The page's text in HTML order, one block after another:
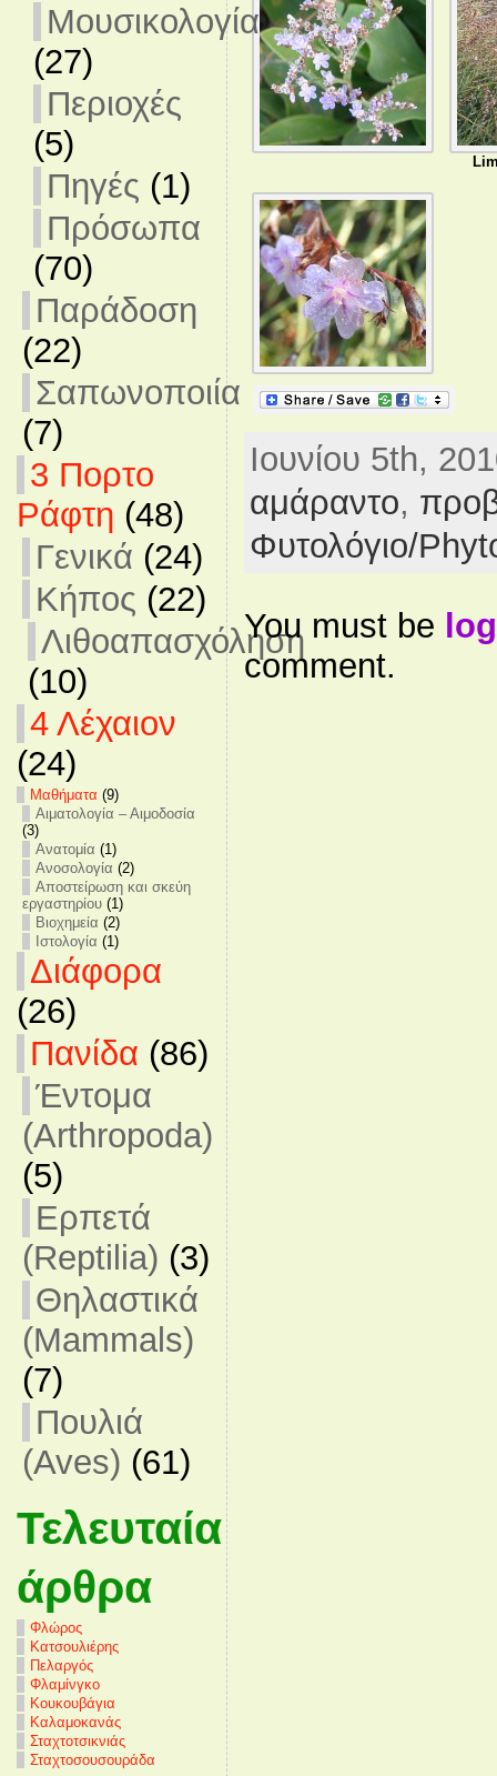
Μουσικολογία
(27)
Περιοχές
(5)
Πηγές (1)
Πρόσωπα
(70)
Παράδοση
(22)
Σαπωνοποιία
(7)
3 Πορτο
Ράφτη (48)
Γενικά (24)
Κήπος (22)
Λιθοαπασχόληση
(10)
4 Λέχαιον
(24)
Mαθήματα (9)
Αιματολογία – Αιμοδοσία
(3)
Ανατομία (1)
Ανοσολογία (2)
Αποστείρωση και σκεύη
εργαστηρίου(1)
Βιοχημεία (2)
Ιστολογία (1)
Διάφορα
(26)
Πανίδα (86)
Έντομα
(Arthropoda)
(5)
Ερπετά
(Reptilia) (3)
Θηλαστικά
(Mammals)
(7)
Πουλιά
(Aves) (61)
Τελευταία
άρθρα
Φλώρος
Κατσουλιέρης
Πελαργός
Φλαμίνγκο
Κουκουβάγια
Καλαμοκανάς
Σταχτοτσικνιάς
Σταχτοσουσουράδα
Ιουνίου 5th,
αμάραντο,
Φυτολόγιο/
You must be
comment.